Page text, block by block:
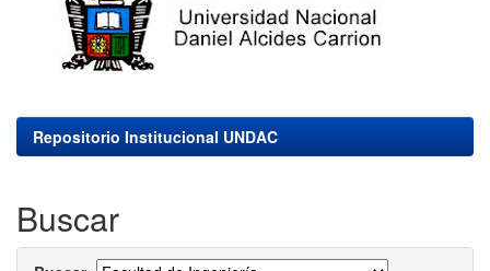
Repositorio Institucional UNDAC
Buscar